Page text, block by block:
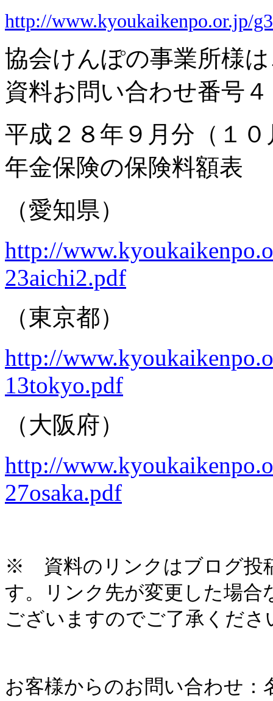
http://www.kyoukaikenpo.or.jp/
協会けんぽの事業所様
資料お問い合わせ番号
平成２８年９月分（１
年金保険の保険料額表
（愛知県）
http://
23aichi2.pdf
（東京都）
http://
13tokyo.pdf
（大阪府）
http://
27osaka.pdf
※ 資料のリンクはブログ投
す。リンク先が変更した場
ございますのでご了承くださ
お客様からのお問い合わせ：